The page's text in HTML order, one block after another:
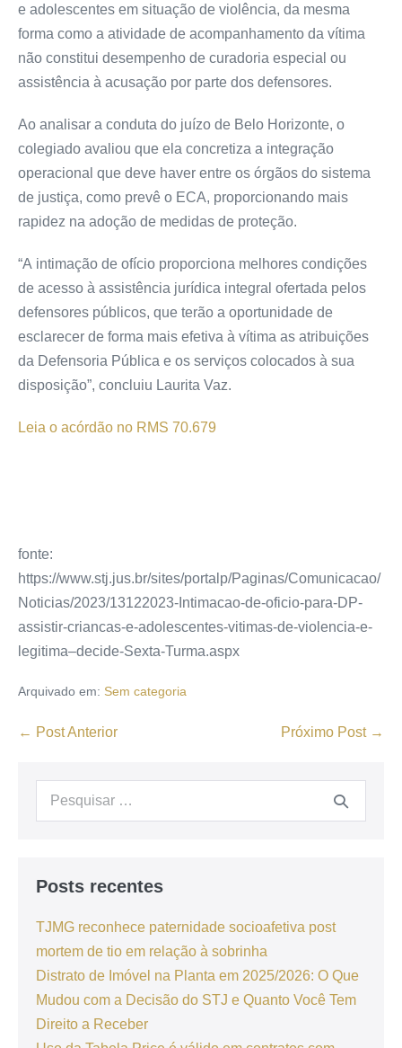
e adolescentes em situação de violência, da mesma
forma como a atividade de acompanhamento da vítima
não constitui desempenho de curadoria especial ou
assistência à acusação por parte dos defensores.
Ao analisar a conduta do juízo de Belo Horizonte, o
colegiado avaliou que ela concretiza a integração
operacional que deve haver entre os órgãos do sistema
de justiça, como prevê o ECA, proporcionando mais
rapidez na adoção de medidas de proteção.
“A intimação de ofício proporciona melhores condições
de acesso à assistência jurídica integral ofertada pelos
defensores públicos, que terão a oportunidade de
esclarecer de forma mais efetiva à vítima as atribuições
da Defensoria Pública e os serviços colocados à sua
disposição”, concluiu Laurita Vaz.
Leia o acórdão no RMS 70.679
fonte:
https://www.stj.jus.br/sites/portalp/Paginas/Comunicacao/
Noticias/2023/13122023-Intimacao-de-oficio-para-DP-
assistir-criancas-e-adolescentes-vitimas-de-violencia-e-
legitima–decide-Sexta-Turma.aspx
Arquivado em: Sem categoria
← Post Anterior Próximo Post →
Posts recentes
TJMG reconhece paternidade socioafetiva post
mortem de tio em relação à sobrinha
Distrato de Imóvel na Planta em 2025/2026: O Que
Mudou com a Decisão do STJ e Quanto Você Tem
Direito a Receber